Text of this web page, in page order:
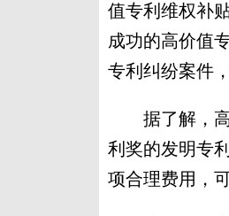
值专利维权补
成功的高价值
专利纠纷案件
据了解，高
利奖的发明专
项合理费用，